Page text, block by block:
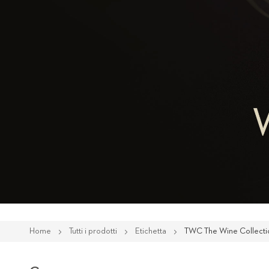
Home Tutti i prodotti Etichetta TWC The Wine